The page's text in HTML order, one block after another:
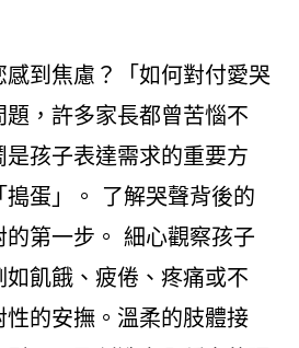
到焦慮？「如何對付愛哭
，許多家長都曾苦惱不
是孩子表達需求的重要方
蛋」。 了解哭聲背後的
第一步。 細心觀察孩子
飢餓、疲倦、疼痛或不
性的安撫。溫柔的肢體接